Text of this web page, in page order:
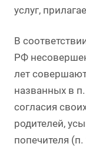
услуг,
В
РФ
лет
названных в
согласия
родителей,
попечителя